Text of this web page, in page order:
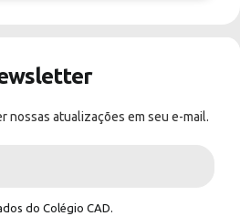
nossas atualizações em seu e-mail.
do Colégio CAD.